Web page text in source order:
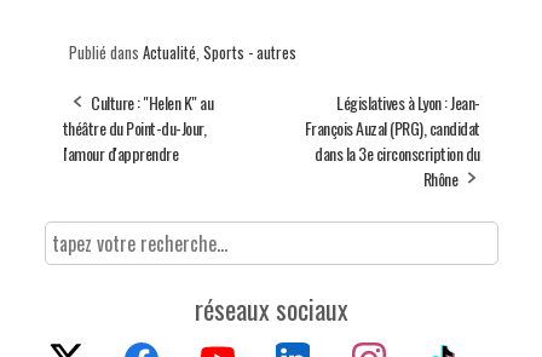
Publié dans Actualité Sports - autres
Culture : "Helen K" au
théâtre du Point-du-Jour,
l'amour d'apprendre
Législatives à Lyon : Jean-
François Auzal (PRG), candidat
dans la 3e circonscription du
Rhône
réseaux sociaux